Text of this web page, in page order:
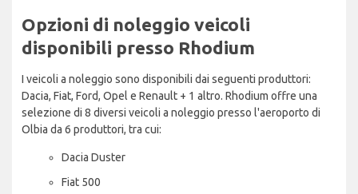
Opzioni di noleggio veicoli
disponibili presso Rhodium
I veicoli a noleggio sono disponibili dai seguenti produttori:
Dacia, Fiat, Ford, Opel e Renault + 1 altro. Rhodium offre una
selezione di 8 diversi veicoli a noleggio presso l'aeroporto di
Olbia da 6 produttori, tra cui:
Dacia Duster
Fiat 500